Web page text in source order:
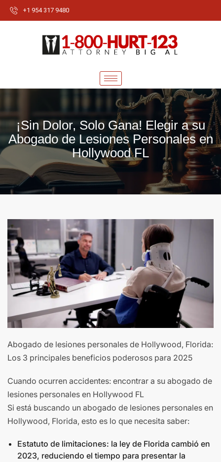
+1 954 317 9480
¡Sin Dolor, Solo Gana! Elegir a su
Abogado de Lesiones Personales en
Hollywood FL
Abogado de lesiones personales de Hollywood, Florida:
Los 3 principales beneficios poderosos para 2025
Cuando ocurren accidentes: encontrar a su abogado de
lesiones personales en Hollywood FL
Si está buscando un abogado de lesiones personales en
Hollywood, Florida, esto es lo que necesita saber:
Estatuto de limitaciones: la ley de Florida cambió en
2023, reduciendo el tiempo para presentar la